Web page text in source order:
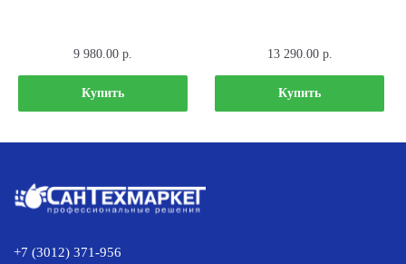
9 980.00р.
Купить
13 290.00 р.
Купить
+7 (3012) 371-956